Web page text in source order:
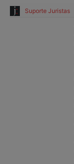
Suporte Juristas